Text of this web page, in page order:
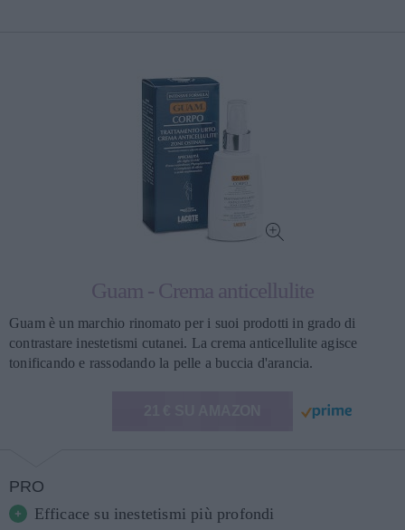
Guam - Crema anticellulite
Guam è un marchio rinomato per i suoi prodotti in grado di
contrastare inestetismi cutanei. La crema anticellulite agisce
tonificando e rassodando la pelle a buccia d'arancia.
PRO
Efficace su inestetismi più profondi